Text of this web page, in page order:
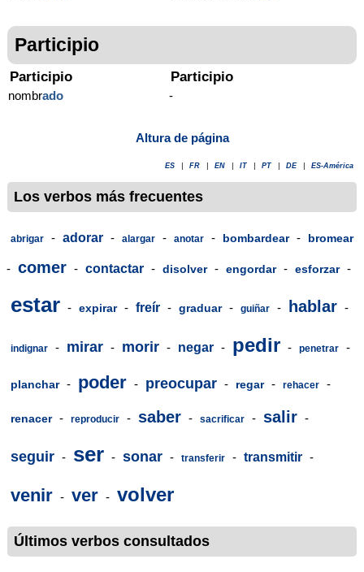
Participio
Participio
nombrado
Participio
-
Altura de página
ES FR EN IT PT DE ES-América
Los verbos más frecuentes
abrigar - adorar - alargar - anotar - bombardear - bromear
- comer - contactar - disolver - engordar - esforzar -
estar - expirar - freír - graduar - guiñar - hablar -
indignar - mirar - morir - negar - pedir - penetrar -
planchar - poder - preocupar - regar - rehacer -
renacer - reproducir - saber - sacrificar - salir -
seguir - ser - sonar - transferir - transmitir -
venir - ver - volver
Últimos verbos consultados